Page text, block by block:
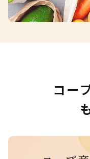
コー